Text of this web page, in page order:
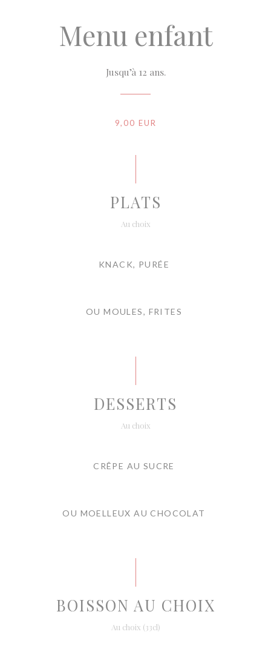
Menu enfant
Jusqu’à 12 ans.
9,00 EUR
PLATS
Au choix
KNACK, PURÉE
OU MOULES, FRITES
DESSERTS
Au choix
CRÊPE AU SUCRE
OU MOELLEUX AU CHOCOLAT
BOISSON AU CHOIX
Au choix (33cl)